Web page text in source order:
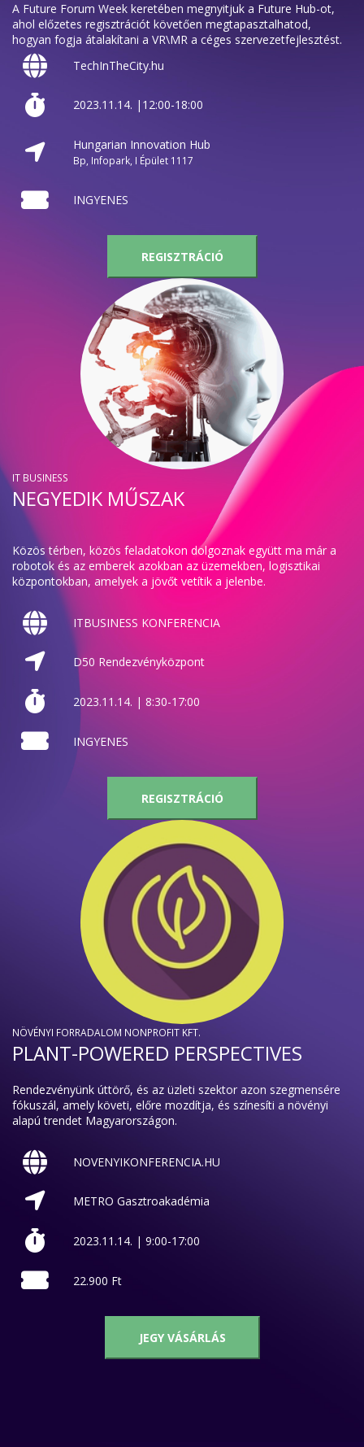
A Future Forum Week keretében megnyitjuk a Future Hub-ot,
ahol előzetes regisztrációt követően megtapasztalhatod,
hogyan fogja átalakítani a VR\MR a céges szervezetfejlesztést.
TechInTheCity.hu
2023.11.14. |12:00-18:00
Hungarian Innovation Hub
Bp, Infopark, I Épület 1117
INGYENES
REGISZTRÁCIÓ
IT BUSINESS
NEGYEDIK MŰSZAK
Közös térben, közös feladatokon dolgoznak együtt ma már a
robotok és az emberek azokban az üzemekben, logisztikai
központokban, amelyek a jövőt vetítik a jelenbe.
ITBUSINESS KONFERENCIA
D50 Rendezvényközpont
2023.11.14. | 8:30-17:00
INGYENES
REGISZTRÁCIÓ
NÖVÉNYI FORRADALOM NONPROFIT KFT.
PLANT-POWERED PERSPECTIVES
Rendezvényünk úttörő, és az üzleti szektor azon szegmensére
fókuszál, amely követi, előre mozdítja, és színesíti a növényi
alapú trendet Magyarországon.
NOVENYIKONFERENCIA.HU
METRO Gasztroakadémia
2023.11.14. | 9:00-17:00
22.900 Ft
JEGY VÁSÁRLÁS